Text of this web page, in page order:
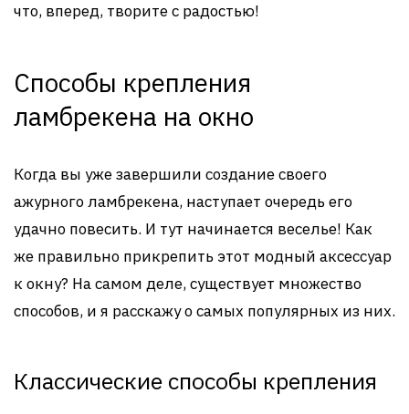
что, вперед, творите с радостью!
Способы крепления
ламбрекена на окно
Когда вы уже завершили создание своего
ажурного ламбрекена, наступает очередь его
удачно повесить. И тут начинается веселье! Как
же правильно прикрепить этот модный аксессуар
к окну? На самом деле, существует множество
способов, и я расскажу о самых популярных из них.
Классические способы крепления